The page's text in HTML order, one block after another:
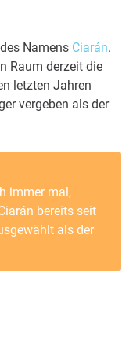
Namens Ciarán.
Raum derzeit die
letzten Jahren
vergeben als der
immer mal,
bereits seit
als der